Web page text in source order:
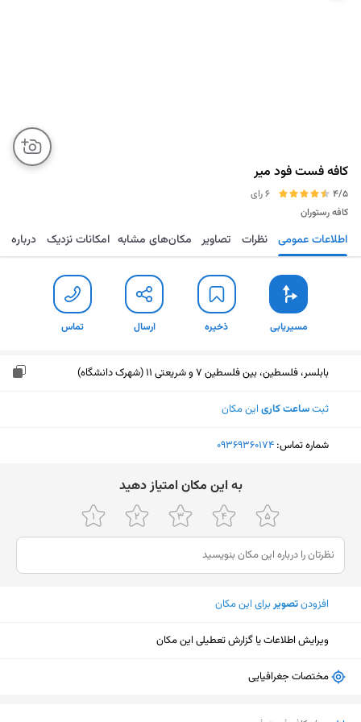
کافه فست فود میر
4/5
6 رای
کافه رستوران
مسیریابی ذخیره ارسال تماس اطلاعات عمومی نظرات تصاویر مکان‌های مشابه امکانات نزدیک درباره
مسیریابی ذخیره ارسال تماس
بابلسر، فلسطین، بین فلسطین 7 و شریعتی 11 (شهرک دانشگاه)
ثبتساعت کاری این مکان
شماره تماس: ‎09369360174
ﺑﻪ اﯾﻦ ﻣﮑﺎن اﻣﺘﯿﺎز دﻫﯿﺪ
افزودنتصویربرای این مکان
ویرایش اطلاعات یا گزارش تعطیلی این مکان
مختصات جغرافیایی